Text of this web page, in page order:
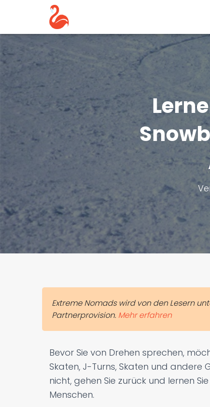
Extreme Nomads wird von den Lesern
Partnerprovision. Mehr erfahren
Bevor Sie von Drehen sprechen,
Skaten, J-Turns, Skaten und andere
nicht, gehen Sie zurück und lernen
Menschen.